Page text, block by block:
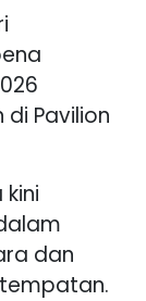
Pavilion
dan